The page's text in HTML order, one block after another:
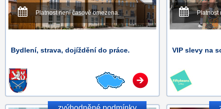
Platnost není časově omezena.
Bydlení, strava, dojíždění do práce.
Platnost
VIP slevy na